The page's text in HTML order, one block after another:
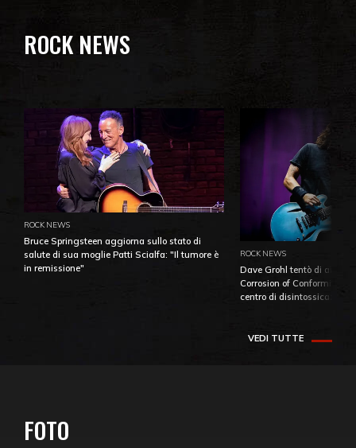
ROCK NEWS
ROCK NEWS
Bruce Springsteen aggiorna sullo stato di
salute di sua moglie Patti Scialfa: "Il tumore è
in remissione"
ROCK NEWS
Dave Grohl tentò di
Corrosion of Conformity
centro di
VEDI TUTTE
FOTO